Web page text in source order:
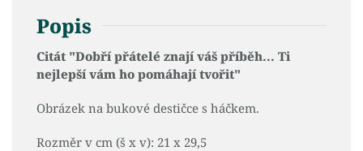
Popis
Citát "Dobří přátelé znají váš příběh... Ti
nejlepší vám ho pomáhají tvořit"
Obrázek na bukové destičce s háčkem.
Rozměr v cm (š x v): 21 x 29,5